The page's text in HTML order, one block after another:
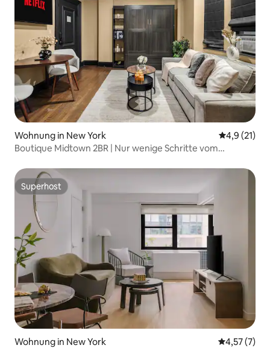
Wohnung in New York
4,9 (21)
Boutique Midtown 2BR | Nur wenige Schritte vom
Superhost
Superhost
Wohnung in New York 4,57 (7)